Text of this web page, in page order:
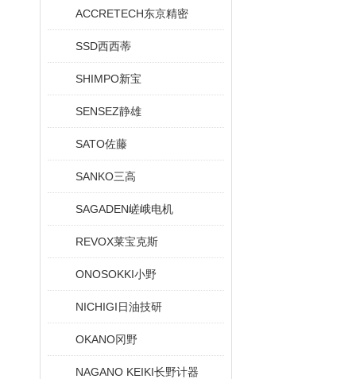
ACCRETECH东京精密
SSD西西蒂
SHIMPO新宝
SENSEZ静雄
SATO佐藤
SANKO三高
SAGADEN嵯峨电机
REVOX莱宝克斯
ONOSOKKI小野
NICHIGI日油技研
OKANO冈野
NAGANO KEIKI长野计器